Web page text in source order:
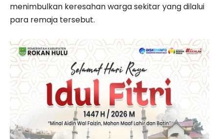
menimbulkan keresahan warga sekitar yang dilalui
para remaja tersebut.